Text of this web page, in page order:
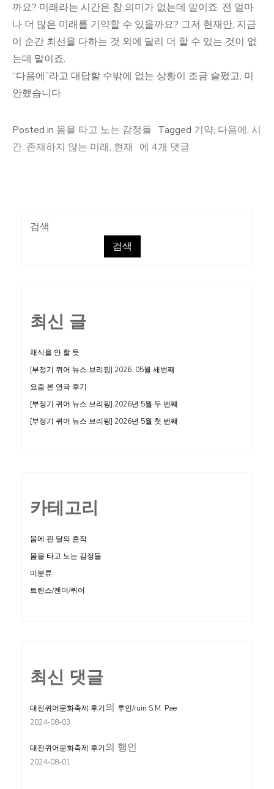
까요? 미래라는 시간은 참 의미가 없는데 말이죠. 전 얼마
나 더 많은 미래를 기약할 수 있을까요? 그저 현재만, 지금
이 순간 최선을 다하는 것 외에 달리 더 할 수 있는 것이 없
는데 말이죠.
“다음에”라고 대답할 수밖에 없는 상황이 조금 슬펐고, 미
안했습니다.
Posted in 몸을 타고 노는 감정들 Tagged 기약, 다음에, 시
간, 존재하지 않는 미래, 현재 “다
간
에 4개 댓글
검색
검색
최신 글
채식을 안 할 듯
[부정기 퀴어 뉴스 브리핑] 2026. 05월 세번째
요즘 본 연극 후기
[부정기 퀴어 뉴스 브리핑] 2026년 5월 두 번째
[부정기 퀴어 뉴스 브리핑] 2026년 5월 첫 번째
카테고리
몸에 핀 달의 흔적
몸을 타고 노는 감정들
미분류
트랜스/젠더/퀴어
최신 댓글
대전퀴어문화축제 후기의 루인/ruin S.M. Pae
2024-08-03
대전퀴어문화축제 후기의 행인
2024-08-01